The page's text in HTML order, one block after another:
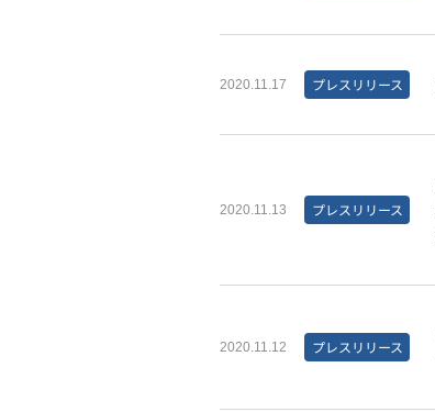
2020.11.17 プレスリリース
2020.11.13 プレスリリース
2020.11.12 プレスリリース